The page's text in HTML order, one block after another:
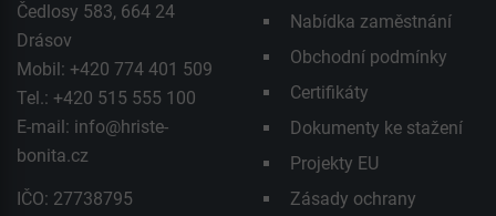
Čedlosy 583, 664 24
Drásov
Mobil: +420 774 401 509
Tel.: +420 515 555 100
E-mail: info@hriste-
bonita.cz
IČO: 27738795
Nabídka zaměstnání
Obchodní podmínky
Certifikáty
Dokumenty ke stažení
Projekty EU
Zásady ochrany